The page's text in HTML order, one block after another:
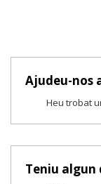
Ajudeu-nos
Heu trobat
Teniu algun